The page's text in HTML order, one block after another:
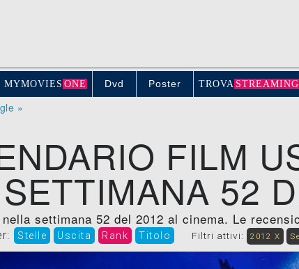
MYMOVIE S ONE Dvd Poster TROVA STREAMING
»
FILM
52
settimana 52 del 2012 al cinema. Le
Stelle Uscita Rank Titolo Filtri attivi: 2012 X